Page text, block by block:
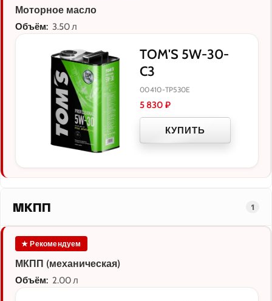
Моторное масло
Объём: 3.50 л
TOM'S 5W-30-
C3
00410-TP530E
5 830 ₽
КУПИТЬ
МКПП 1
★ Рекомендуем
МКПП (механическая)
Объём: 2.00 л